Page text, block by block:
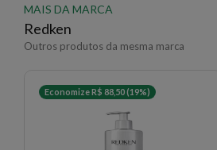
MAIS DA MARCA
Redken
Outros produtos da mesma marca
Economize R$ 88,50 (19%)